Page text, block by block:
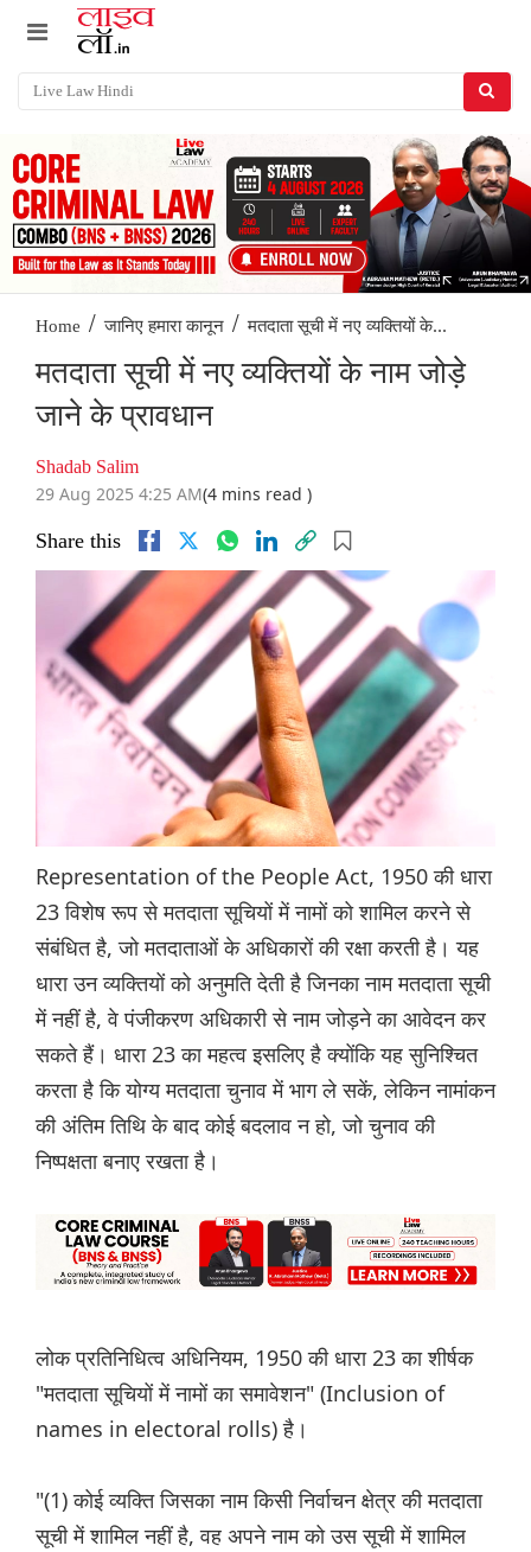
Home / जानिए हमारा कानून / मतदाता सूची में नए व्यक्तियों के...
मतदाता सूची में नए व्यक्तियों के नाम जोड़े
जाने के प्रावधान
Shadab Salim
29 Aug 2025 4:25 AM(4 mins read )
Share this
Representation of the People Act, 1950 की धारा
23 विशेष रूप से मतदाता सूचियों में नामों को शामिल करने से
संबंधित है, जो मतदाताओं के अधिकारों की रक्षा करती है। यह
धारा उन व्यक्तियों को अनुमति देती है जिनका नाम मतदाता सूची
में नहीं है, वे पंजीकरण अधिकारी से नाम जोड़ने का आवेदन कर
सकते हैं। धारा 23 का महत्व इसलिए है क्योंकि यह सुनिश्चित
करता है कि योग्य मतदाता चुनाव में भाग ले सकें, लेकिन नामांकन
की अंतिम तिथि के बाद कोई बदलाव न हो, जो चुनाव की
निष्पक्षता बनाए रखता है।
लोक प्रतिनिधित्व अधिनियम, 1950 की धारा 23 का शीर्षक
"मतदाता सूचियों में नामों का समावेशन" (Inclusion of
names in electoral rolls) है।
"(1) कोई व्यक्ति जिसका नाम किसी निर्वाचन क्षेत्र की मतदाता
सूची में शामिल नहीं है, वह अपने नाम को उस सूची में शामिल